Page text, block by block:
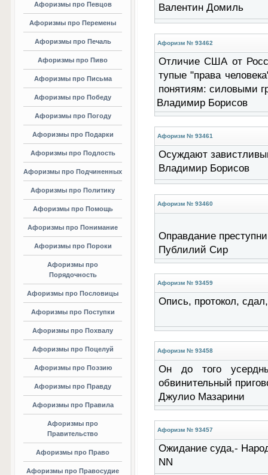
Афоризмы про Певцов
Афоризмы про Перемены
Афоризмы про Печаль
Афоризмы про Пиво
Афоризмы про Письма
Афоризмы про Победу
Афоризмы про Погоду
Афоризмы про Подарки
Афоризмы про Подлость
Афоризмы про Подчиненных
Афоризмы про Политику
Афоризмы про Помощь
Афоризмы про Понимание
Афоризмы про Пороки
Афоризмы про
Порядочность
Афоризмы про Пословицы
Афоризмы про Поступки
Афоризмы про Похвалу
Афоризмы про Поцелуй
Афоризмы про Поэзию
Афоризмы про Правду
Афоризмы про Правила
Афоризмы про
Правительство
Афоризмы про Право
Афоризмы про Правосудие
Валентин Домиль
Афоризм № 93462
Отличие США от
тупые "права
понятиям: силовыми
Владимир Борисов
Афоризм № 93461
Осуждают
Владимир Борисов
Афоризм № 93460
Оправдание
Публилий Сир
Афоризм № 93459
Опись, протокол,
Афоризм № 93458
Он до того
обвинительный
Джулио Мазарини
Афоризм № 93457
Ожидание суда,-
NN